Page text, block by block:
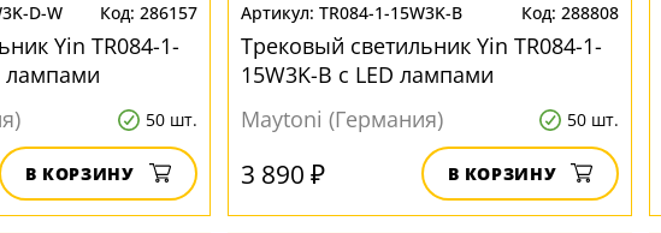
D-W 286157
Yin TR084-1-
лампами
50 шт.
В КОРЗИНУ
TR084-1-15W3K-B 288808
Трековый светильник Yin TR084-1-
15W3K-B с LED лампами
Maytoni (Германия)
50 шт.
3 890 ₽ В КОРЗИНУ